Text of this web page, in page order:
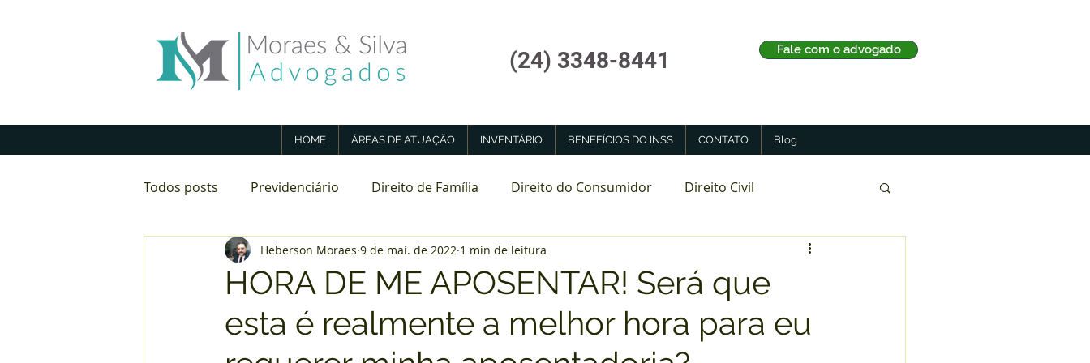
(24) 3348-8441 Fale com o advogado
HOME ÁREAS DE ATUAÇÃO INVENTÁRIO BENEFÍCIOS DO INSS CONTATO Blog
Todos posts Previdenciário Direito de Família Direito do Consumidor Direito Civil
Direito Imobiliário Aposentadoria Especial Perícia Médica INSS
HORA DE ME APOSENTAR! Será que
esta é realmente a melhor hora para eu
Heberson Moraes 9 de mai. de 2022 1 min de leitura